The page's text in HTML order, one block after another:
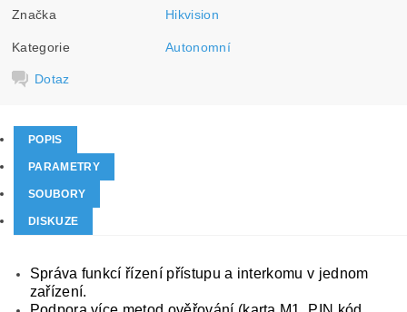
Značka Hikvision
Kategorie Autonomní
Dotaz
POPIS
PARAMETRY
SOUBORY
DISKUZE
Správa funkcí řízení přístupu a interkomu v jednom
zařízení.